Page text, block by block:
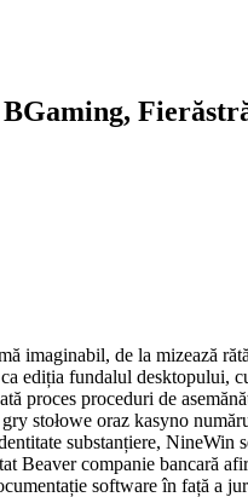
imaginabil, de la mizează
ediția fundalul desktopului,
proces proceduri de
stołowe oraz kasyno
substanțiere,
Beaver companie bancară
software în față a